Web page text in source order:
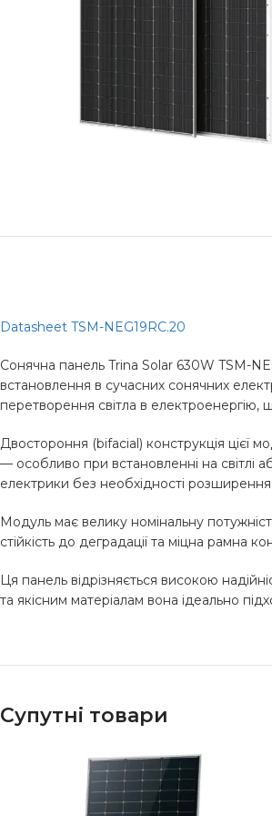
Datasheet TSM-NEG19RC.20
Сонячна панель Trina Solar 630W TSM-
встановлення в сучасних сонячних
перетворення світла в електроенергію,
Двостороння (bifacial) конструкція цієї
— особливо при встановленні на світлі
електрики без необхідності
Модуль має велику номінальну
стійкість до деградації та міцна рамна
Ця панель відрізняється високою
та якісним матеріалам вона ідеально
Супутні товари